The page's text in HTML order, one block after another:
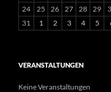
24
25 26 27 28 29
31
1 2 3 4 5
VERANSTALTUNGEN
Keine Veranstaltungen